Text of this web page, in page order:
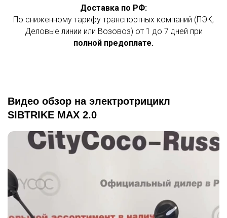
Доставка по РФ:
По сниженному тарифу транспортных компаний (ПЭК,
Деловые линии или Возовоз) от 1 до 7 дней при
полной предоплате.
Видео обзор на электротрицикл
SIBTRIKE MAX 2.0